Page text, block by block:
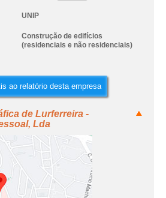
UNIP
Construção de edifícios
(residenciais e não residenciais)
ao relatório desta empresa
de Lurferreira -
Lda